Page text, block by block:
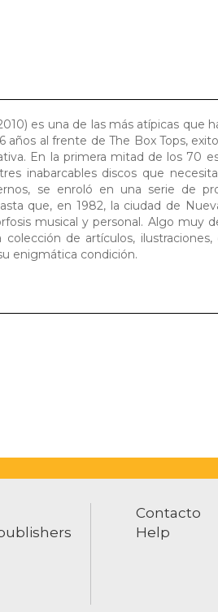
es una de las más atípicas que
años al frente de The Box Tops,
En la primera mitad de los 70
inabarcables discos que
se enroló en una serie de
que, en 1982, la ciudad de
musical y personal. Algo muy
de artículos,
enigmática condición.
Contacto
Help